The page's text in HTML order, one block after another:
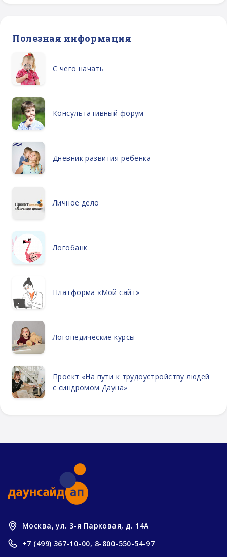
Полезная информация
С чего начать
Консультативный форум
Дневник развития ребенка
Личное дело
Логобанк
Платформа «Мой сайт»
Логопедические курсы
Проект «На пути к трудоустройству людей
с синдромом Дауна»
Москва, ул. 3-я Парковая, д. 14А
+7 (499) 367-10-00, 8-800-550-54-97